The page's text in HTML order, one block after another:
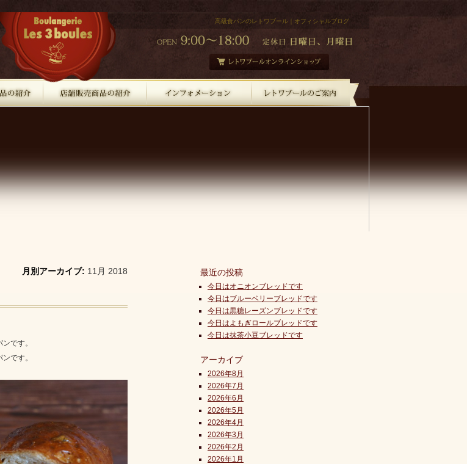
高級食パンのレトワブール｜オフィシャルブログ
最近の投稿
今日はオニオンブレッドです
今日はブルーベリーブレッドです
今日は黒糖レーズンブレッドです
今日はよもぎロールブレッドです
今日は抹茶小豆ブレッドです
アーカイブ
2026年8月
2026年7月
2026年6月
2026年5月
2026年4月
2026年3月
2026年2月
2026年1月
月別アーカイブ: 11月 2018
です。
です。